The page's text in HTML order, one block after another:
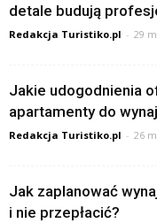
detale budują
Redakcja Turistiko.pl - 29
Jakie udogodnienia
apartamenty do
Redakcja Turistiko.pl - 26
Jak zaplanować
i nie przepłacić?